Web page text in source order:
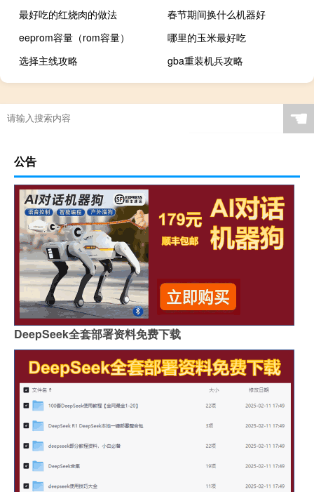
最好吃的红烧肉的做法
春节期间换什么机器好
eeprom容量（rom容量）
哪里的玉米最好吃
选择主线攻略
gba重装机兵攻略
☚
公告
DeepSeek全套部署资料免费下载